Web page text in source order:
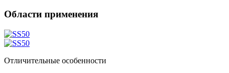
Области применения
Отличительные особенности